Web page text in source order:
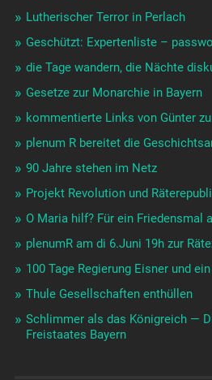
Lutherischer Terror in Perlach
Geschützt: Expertenliste –
die Tage wandern, die Nächte
Gesetze zur Monarchie in Bayern
kommentierte Links von Günter
plenum R bereitet die
90 Jahre stehen im Netz
Projekt Revolution und
O Maria hilf? Für ein Friedensmal
plenumR am di 6.Juni 19h zur
100 Tage Regierung Eisner und
Thule Gesellschaften enthüllen
Schlimmer als das Königreich —
Freistaates Bayern